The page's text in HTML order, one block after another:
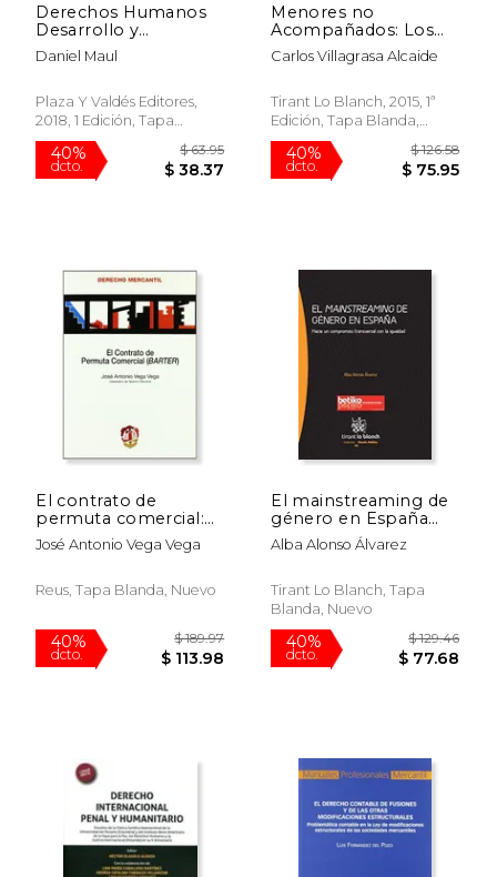
50%
dcto.
Derechos Humanos
Desarrollo y
Descolonización: La
Organización
Trabajo Entre 1940 y
1970
Daniel Maul
Plaza Y Valdés Editores,
2018, 1 Edición, Tapa
Blanda, Nuevo
Menores no
Acompañados: Los
Otros Inmigrantes
(Monografías)
Carlos Villagrasa Alcaide
Tirant Lo Blanch, 2015, 1ª
Edición, Tapa Blanda,
Nuevo
El contrato de
permuta comercial:
(BARTER) (Derecho
Mercantil)
José Antonio Vega Vega
Reus, Tapa Blanda, Nuevo
El mainstreaming de
género en España
(Serie Ciencia Política)
Alba Alonso Álvarez
Tirant Lo Blanch, Tapa
Blanda, Nuevo